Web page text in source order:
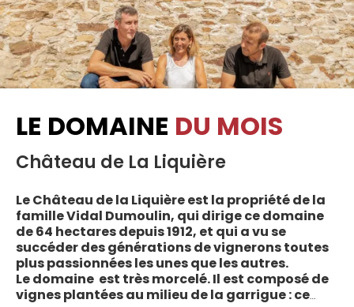
LE DOMAINE DU MOIS
Château de La Liquière
Le Château de la Liquière est la propriété de la
famille Vidal Dumoulin, qui dirige ce domaine
de 64 hectares depuis 1912, et qui a vu se
succéder des générations de vignerons toutes
plus passionnées les unes que les autres.
Le domaine est très morcelé. Il est composé de
vignes plantées au milieu de la garrigue : ce